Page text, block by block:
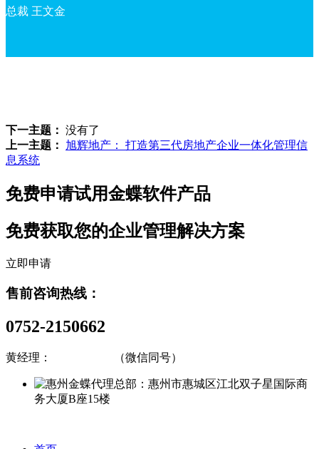
总裁 王文金
下一主题： 没有了
上一主题：
旭辉地产： 打造第三代房地产企业一体化管理信
息系统
免费申请试用金蝶软件产品
免费获取您的企业管理解决方案
立即申请
售前咨询热线：
0752-2150662
黄经理： （微信同号）
总部：惠州市惠城区江北双子星国际商
务大厦B座15楼